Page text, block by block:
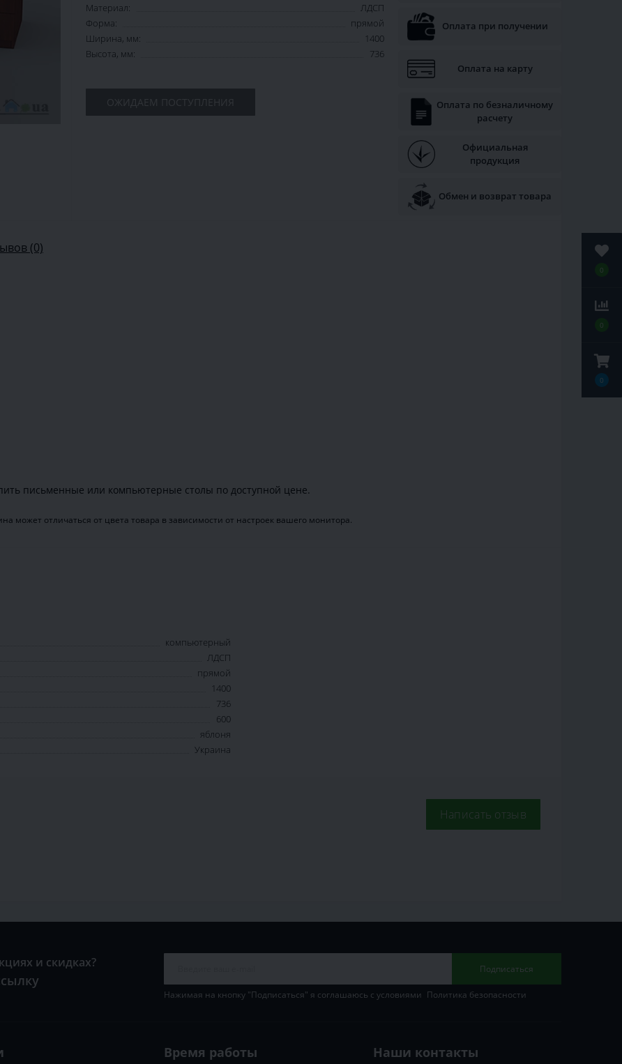
0
0
0
Материал:
ЛДСП
Форма:
прямой
Ширина, мм:
1400
Высота, мм:
736
ОЖИДАЕМ ПОСТУПЛЕНИЯ
Оплата при получении
Оплата на карту
Оплата по безналичному
расчету
Официальная
продукция
Обмен и возврат товара
(0)
письменные или компьютерные столы по доступной цене.
может отличаться от цвета товара в зависимости от настроек вашего монитора.
компьютерный
ЛДСП
прямой
1400
736
600
яблоня
Украина
Написать отзыв
и скидках? Подписаться
Нажимая на кнопку "Подписаться" я соглашаюсь с условиями Политика безопасности
Время работы Наши контакты